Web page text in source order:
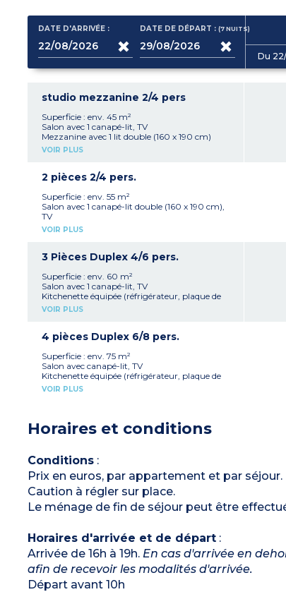
DATE D'ARRIVÉE : DATE DE DÉPART :(7NUITS)
Du
studio mezzanine 2/4 pers
Superficie : env. 45 m²
Salon avec 1 canapé-lit, TV
Mezzanine avec 1 lit double (160 x 190 cm)
Kitchenette équipée (réfrigérateur, plaque de
Salle de bain avec douche, bidet, toilettes,
sèche-cheveux
Terrasse couverte avec table, chaises
A noter
Le couchage dans le salon convient aux enfants
de -14 ans.
VOIR PLUS
2 pièces 2/4 pers.
Superficie : env. 55 m²
Salon avec 1 canapé-lit double (160 x 190 cm),
TV
Kitchenette équipée (réfrigérateur, plaque de
Salle de bain avec douche, bidet, toilettes,
Terrasse couverte avec table, chaises
VOIR PLUS
3 Pièces Duplex 4/6 pers.
Superficie : env. 60 m²
Salon avec 1 canapé-lit, TV
Kitchenette équipée (réfrigérateur, plaque de
cuisson, micro-ondes, cafetière, table, chaises)
Salle de bain avec douche, bidet, toilettes,
sèche-cheveux
Terrasse couverte avec table, chaises
VOIR PLUS
4 pièces Duplex 6/8 pers.
Superficie : env. 75 m²
Salon avec canapé-lit, TV
Kitchenette équipée (réfrigérateur, plaque de
cuisson, micro-ondes, cafetière, table, chaises)
sèche-cheveux
Terrasse couverte avec table, chaises
VOIR PLUS
Horaires et conditions
Conditions:
Prix en euros, par appartement et par séjour.
Caution à régler sur place.
Le ménage de fin de séjour peut être
Horaires d'arrivée et de départ:
Arrivée de 16h à 19h. En cas d'arrivée en
afin de recevoir les modalités d'arrivée.
Départ avant 10h